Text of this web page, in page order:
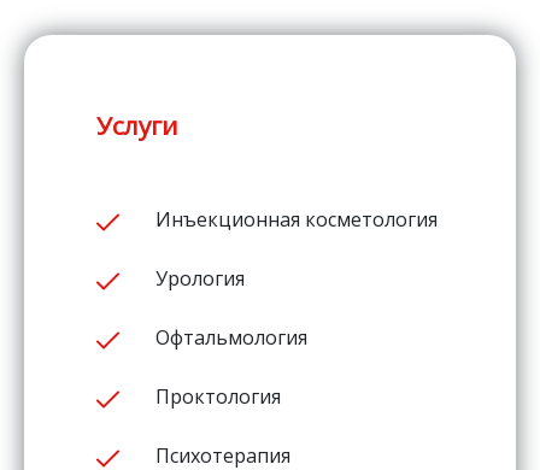
Услуги
Инъекционная косметология
Урология
Офтальмология
Проктология
Психотерапия